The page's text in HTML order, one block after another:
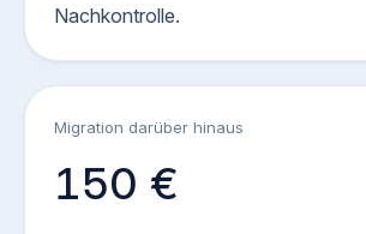
Nachkontrolle.
Migration darüber hinaus
150 €